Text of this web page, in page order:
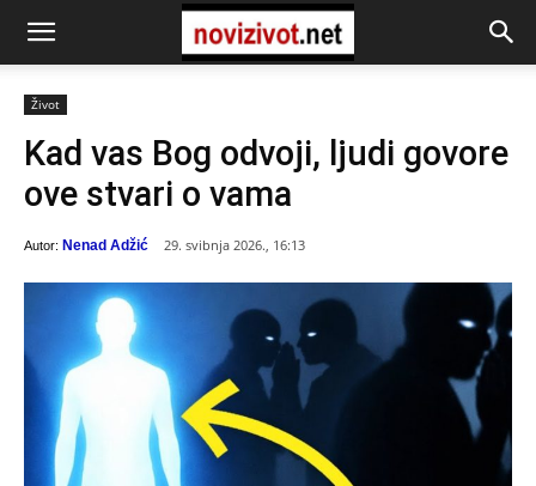
Život
Kad vas Bog odvoji, ljudi govore
ove stvari o vama
Autor: Nenad Adžić 29. svibnja 2026., 16:13